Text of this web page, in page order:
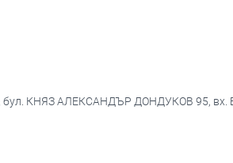
бул. КНЯЗ АЛЕКСАНДЪР ДОНДУКОВ 95, вх.